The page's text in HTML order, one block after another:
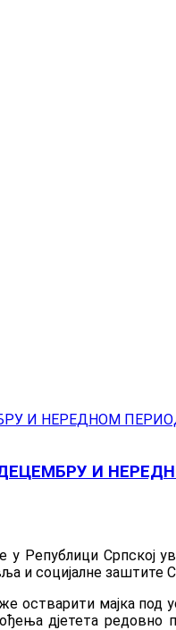
И
Републици Српској
и социјалне заштите
остварити мајка
дјетета